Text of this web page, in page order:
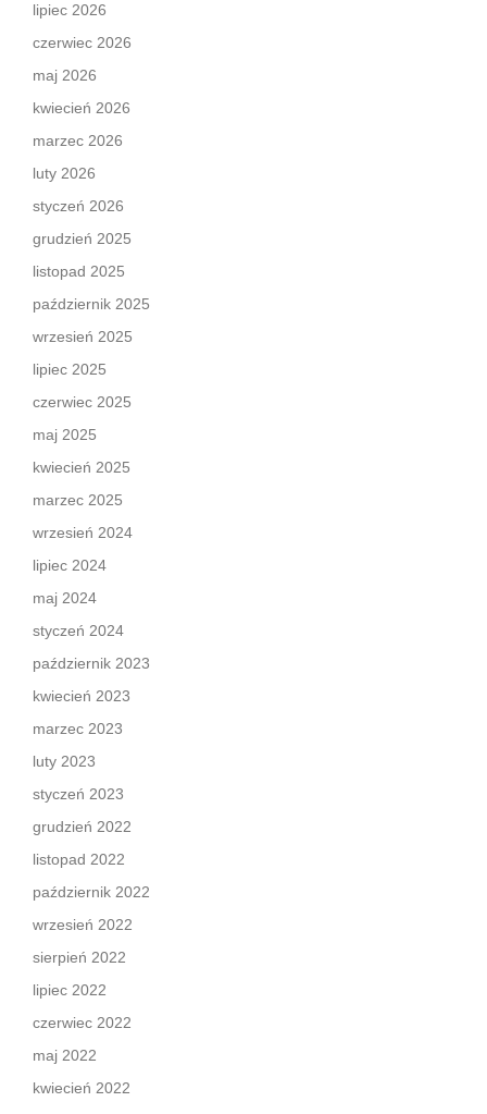
lipiec 2026
czerwiec 2026
maj 2026
kwiecień 2026
marzec 2026
luty 2026
styczeń 2026
grudzień 2025
listopad 2025
październik 2025
wrzesień 2025
lipiec 2025
czerwiec 2025
maj 2025
kwiecień 2025
marzec 2025
wrzesień 2024
lipiec 2024
maj 2024
styczeń 2024
październik 2023
kwiecień 2023
marzec 2023
luty 2023
styczeń 2023
grudzień 2022
listopad 2022
październik 2022
wrzesień 2022
sierpień 2022
lipiec 2022
czerwiec 2022
maj 2022
kwiecień 2022